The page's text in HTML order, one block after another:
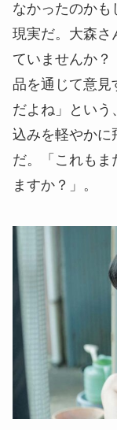
なかったのかも
現実だ。大森さ
ていませんか
品を通じて意見
だよね」という
込みを軽やかに
だ。「これもま
ますか？」。